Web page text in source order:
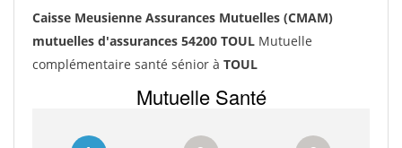
Caisse Meusienne Assurances Mutuelles (CMAM)
mutuelles d'assurances 54200 TOUL Mutuelle
complémentaire santé sénior à TOUL